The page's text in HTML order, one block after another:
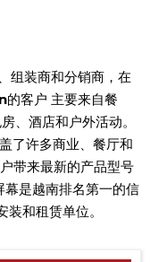
组装商和分销商，在
的客户 主要来自餐
、酒店和户外活动。
了许多商业、餐厅和
带来最新的产品型号
是越南排名第一的信
和租赁单位。